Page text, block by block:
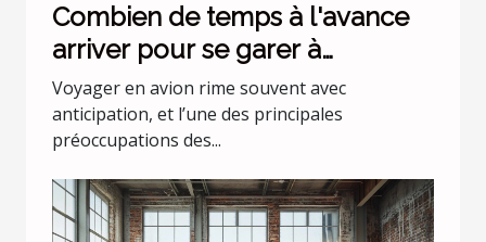
Combien de temps à l'avance
arriver pour se garer à
l'aéroport Lyon Saint Exupéry ?
Voyager en avion rime souvent avec
anticipation, et l’une des principales
préoccupations des...